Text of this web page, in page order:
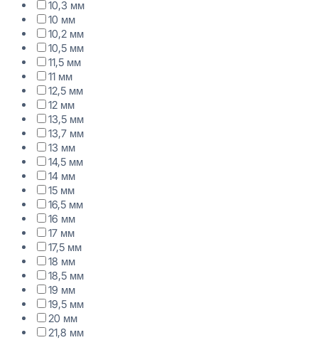
10,3 мм
10 мм
10,2 мм
10,5 мм
11,5 мм
11 мм
12,5 мм
12 мм
13,5 мм
13,7 мм
13 мм
14,5 мм
14 мм
15 мм
16,5 мм
16 мм
17 мм
17,5 мм
18 мм
18,5 мм
19 мм
19,5 мм
20 мм
21,8 мм